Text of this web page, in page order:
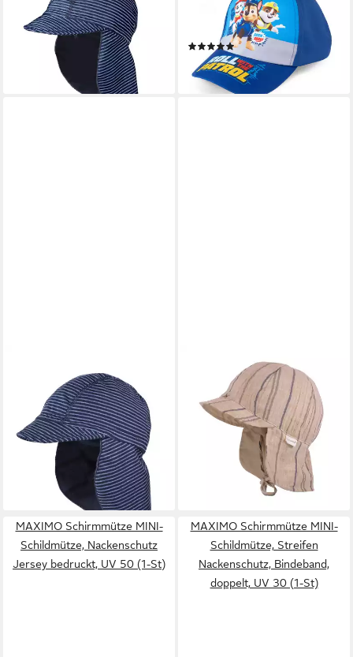
Schildmütze, Nackenschutz,
UV 50 (1-St) Baumwolljersey
lieferbar - in 4-5 Werktagen bei dir
Baseball Cap, Kappe
Schirmmütze für Kinder
(1)
14,95 €
lieferbar - in 2-3 Werktagen bei dir
Schirmmütze GOTS MINI-
Schildmütze, Band
Nackenschutz, UV 50 (1-St)
Baumwolljersey
lieferbar - in 4-5 Werktagen bei dir
Schirmmütze GOTS MINI-
Schildmütze,Musselin
Nackenschutz, Bindeband,
Futter, UV (1-St) Musselin
lieferbar - in 4-5 Werktagen bei dir
MAXIMO Schirmmütze MINI-
Schildmütze, Nackenschutz
Jersey bedruckt, UV 50 (1-St)
MAXIMO Schirmmütze MINI-
Schildmütze, Streifen
Nackenschutz, Bindeband,
doppelt, UV 30 (1-St)